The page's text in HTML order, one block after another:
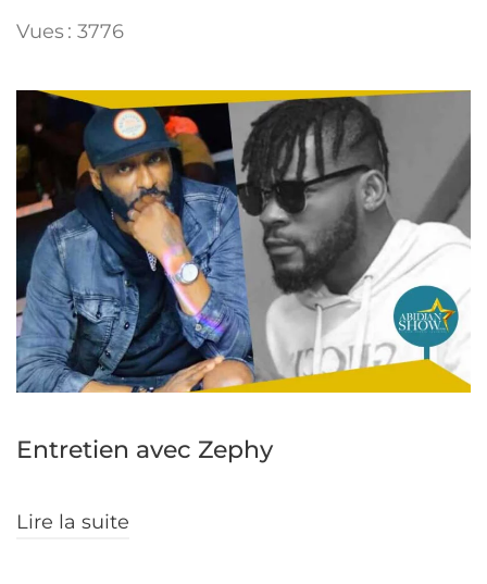
Vues : 3776
Entretien avec Zephy
Lire la suite